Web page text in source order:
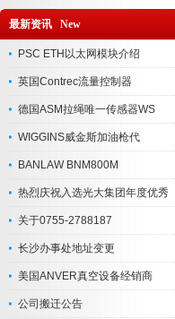
最新资讯 New
PSC ETH以太网模块介绍
英国Contrec流量控制器
德国ASM拉绳唯一传感器WS
WIGGINS威金斯加油枪代
BANLAW BNM800M
热烈庆祝入选光大集团年度优秀
关于0755-2788187
长沙办事处地址变更
美国ANVER真空设备经销商
公司搬迁公告